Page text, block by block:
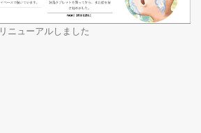
リニューアルしました